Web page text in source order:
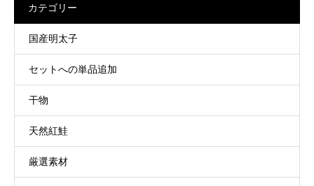
カテゴリー
国産明太子
セットへの単品追加
干物
天然紅鮭
厳選素材